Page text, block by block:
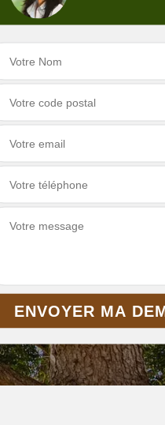
Pose de clôture et
grillage 81